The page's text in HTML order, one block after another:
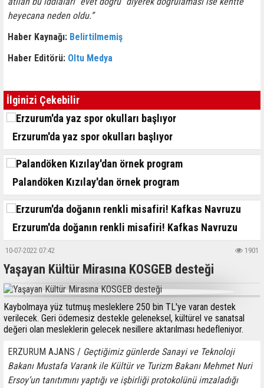
heyecana neden oldu.”
Haber Kaynağı: Belirtilmemiş
Haber Editörü: Oltu Medya
İlginizi Çekebilir
Erzurum'da yaz spor okulları başlıyor
Palandöken Kızılay'dan örnek program
Erzurum'da doğanın renkli misafiri! Kafkas Navruzu
10-07-2022 07:42 1901
Yaşayan Kültür Mirasına KOSGEB desteği
Kaybolmaya yüz tutmuş mesleklere 250 bin TL'ye varan destek
verilecek. Geri ödemesiz destekle geleneksel, kültürel ve sanatsal
değeri olan mesleklerin gelecek nesillere aktarılması hedefleniyor.
ERZURUM AJANS / Geçtiğimiz günlerde Sanayi ve Teknoloji
Bakanı Mustafa Varank ile Kültür ve Turizm Bakanı Mehmet Nuri
Ersoy’un tanıtımını yaptığı ve işbirliği protokolünü imzaladığı